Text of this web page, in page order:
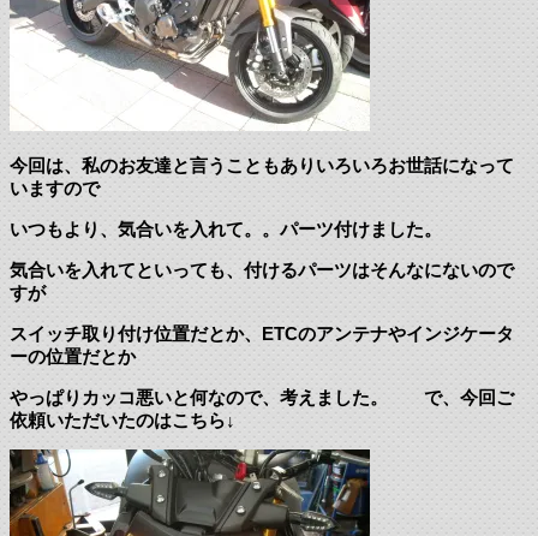
今回は、私のお友達と言うこともありいろいろお世話になって
いますので
いつもより、気合いを入れて。。パーツ付けました。
気合いを入れてといっても、付けるパーツはそんなにないので
すが
スイッチ取り付け位置だとか、ETCのアンテナやインジケータ
ーの位置だとか
やっぱりカッコ悪いと何なので、考えました。 で、今回ご
依頼いただいたのはこちら↓